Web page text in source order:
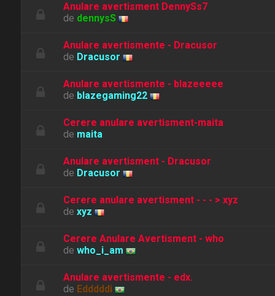
Anulare avertisment DennySs7
de dennysS
Anulare avertismente - Dracusor
de Dracusor
Anulare avertismente - blazeeeee
de blazegaming22
Cerere anulare avertisment-maita
de maita
Anulare avertisment - Dracusor
de Dracusor
Cerere anulare avertisment - - - > xyz
de xyz
Cerere Anulare Avertisment - who
de who_i_am
Anulare avertismente - edx.
de Edddddi